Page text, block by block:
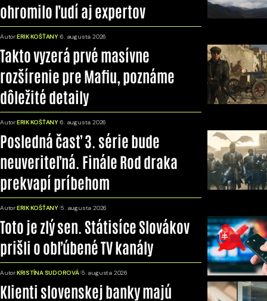
ohromilo ľudí aj expertov
Autor:ERIK KOŠŤANY 6. augusta 2026
Takto vyzerá prvé masívne
rozšírenie pre Mafiu, poznáme
dôležité detaily
Autor:ERIK KOŠŤANY 6. augusta 2026
Posledná časť 3. série bude
neuveriteľná. Finále Rod draka
prekvapí príbehom
Autor:ERIK KOŠŤANY 5. augusta 2026
Toto je zlý sen. Státisíce Slovákov
prišli o obľúbené TV kanály
Autor:KRISTÍNA SUDOROVÁ 5. augusta 2026
Klienti slovenskej banky majú